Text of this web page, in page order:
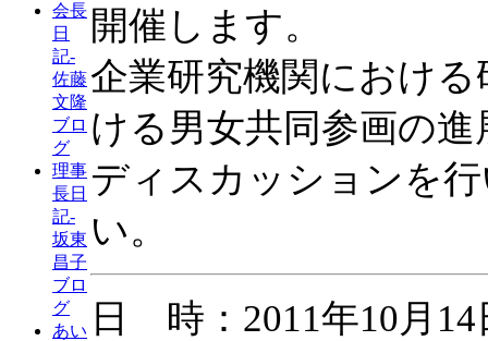
会長
日
記-
佐藤
文隆
ブロ
グ
理事
長日
記-
坂東
昌子
ブロ
グ
あい
開催します。
企業研究機関におけ
ける男女共同参画の
ディスカッションを
い。
日 時：2011年10月